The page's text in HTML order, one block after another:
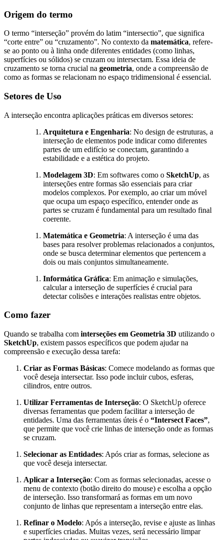
Origem do termo
O termo “interseção” provém do latim “intersectio”, que significa
“corte entre” ou “cruzamento”. No contexto da matemática, refere-
se ao ponto ou à linha onde diferentes entidades (como linhas,
superfícies ou sólidos) se cruzam ou intersectam. Essa ideia de
cruzamento se torna crucial na geometria, onde a compreensão de
como as formas se relacionam no espaço tridimensional é essencial.
Setores de Uso
A interseção encontra aplicações práticas em diversos setores:
Arquitetura e Engenharia: No design de estruturas, a
interseção de elementos pode indicar como diferentes
partes de um edifício se conectam, garantindo a
estabilidade e a estética do projeto.
Modelagem 3D: Em softwares como o SketchUp, as
interseções entre formas são essenciais para criar
modelos complexos. Por exemplo, ao criar um móvel
que ocupa um espaço específico, entender onde as
partes se cruzam é fundamental para um resultado final
coerente.
Matemática e Geometria: A interseção é uma das
bases para resolver problemas relacionados a conjuntos,
onde se busca determinar elementos que pertencem a
dois ou mais conjuntos simultaneamente.
Informática Gráfica: Em animação e simulações,
calcular a interseção de superfícies é crucial para
detectar colisões e interações realistas entre objetos.
Como fazer
Quando se trabalha com interseções em Geometria 3D utilizando o
SketchUp, existem passos específicos que podem ajudar na
compreensão e execução dessa tarefa:
Criar as Formas Básicas: Comece modelando as formas que
você deseja intersectar. Isso pode incluir cubos, esferas,
cilindros, entre outros.
Utilizar Ferramentas de Interseção: O SketchUp oferece
diversas ferramentas que podem facilitar a interseção de
entidades. Uma das ferramentas úteis é o “Intersect Faces”,
que permite que você crie linhas de interseção onde as formas
se cruzam.
Selecionar as Entidades: Após criar as formas, selecione as
que você deseja intersectar.
Aplicar a Interseção: Com as formas selecionadas, acesse o
menu de contexto (botão direito do mouse) e escolha a opção
de interseção. Isso transformará as formas em um novo
conjunto de linhas que representam a interseção entre elas.
Refinar o Modelo: Após a interseção, revise e ajuste as linhas
e superfícies criadas. Muitas vezes, será necessário limpar